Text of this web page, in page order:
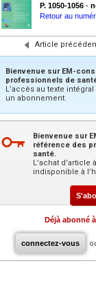
P. 1050-1056 -
Retour au
Article
Bienvenue sur EM-
professionnels de
L’accès au texte
un abonnement.
Bienvenue sur
référence des
santé.
L’achat d’article
indisponible à
Déjà abonné
connectez-vous